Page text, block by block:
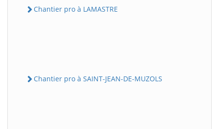
Chantier pro à LAMASTRE
Chantier pro à SAINT-JEAN-DE-MUZOLS